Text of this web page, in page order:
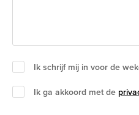
Ik schrijf mij in voor de
Ik ga akkoord met de